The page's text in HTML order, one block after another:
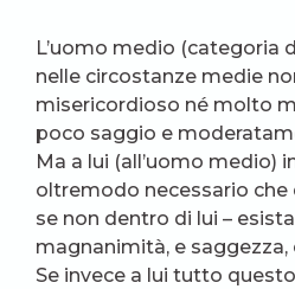
L’uomo medio (categoria
nelle circostanze medie
misericordioso né molto
poco saggio e
Ma a lui (all’uomo medio)
oltremodo necessario che
se non dentro di lui –
magnanimità, e saggezza,
Se invece a lui tutto